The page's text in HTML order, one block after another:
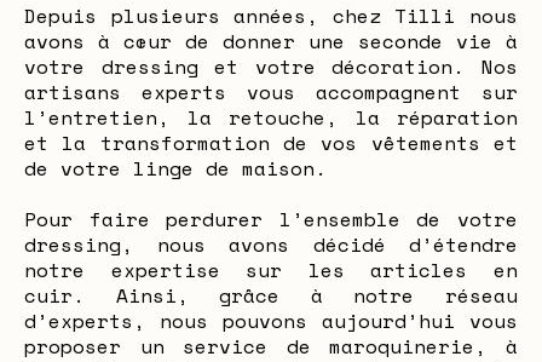
Depuis plusieurs années, chez Tilli nous
avons à cœur de donner une seconde vie à
votre dressing et votre décoration. Nos
artisans experts vous accompagnent sur
l’entretien, la retouche, la réparation
et la transformation de vos vêtements et
de votre linge de maison.
Pour faire perdurer l’ensemble de votre
dressing, nous avons décidé d’étendre
notre expertise sur les articles en
cuir. Ainsi, grâce à notre réseau
d’experts, nous pouvons aujourd’hui vous
proposer un service de maroquinerie, à